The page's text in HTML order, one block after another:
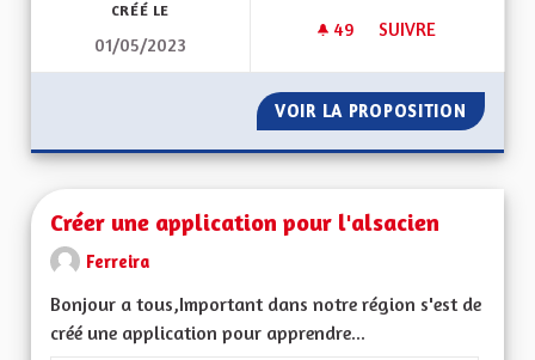
CRÉÉ LE
01/05/2023
49 49 ABONNÉS
SUIVRE
VOIR LA PROPOSITION
Créer une application pour l'alsacien
Ferreira
Bonjour a tous,Important dans notre région s'est de
créé une application pour apprendre...